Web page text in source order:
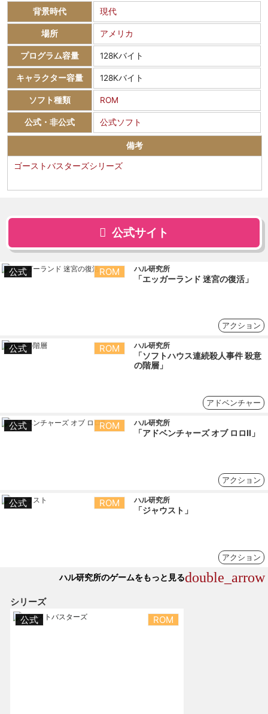
背景時代 現代
場所 アメリカ
プログラム容量 128Kバイト
キャラクター容量 128Kバイト
ソフト種類 ROM
公式・非公式 公式ソフト
備考
ゴーストバスターズシリーズ
公式サイト
公式 ROM ハル研究所
「エッガーランド 迷宮の復活」
アクション
公式 ROM ハル研究所
「ソフトハウス連続殺人事件 殺意
の階層」
アドベンチャー
公式 ROM ハル研究所
「アドベンチャーズ オブ ロロⅡ」
アクション
公式 ROM ハル研究所
「ジャウスト」
アクション
ハル研究所のゲームをもっと見るdouble_arrow
シリーズ
公式
ROM